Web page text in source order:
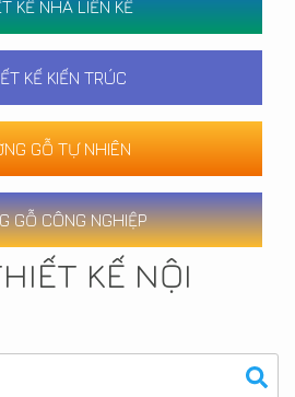
KẾ NHÀ LIỀN KỀ
KẾ KIẾN TRÚC
GỖ TỰ NHIÊN
GỖ CÔNG NGHIỆP
KẾ NỘI